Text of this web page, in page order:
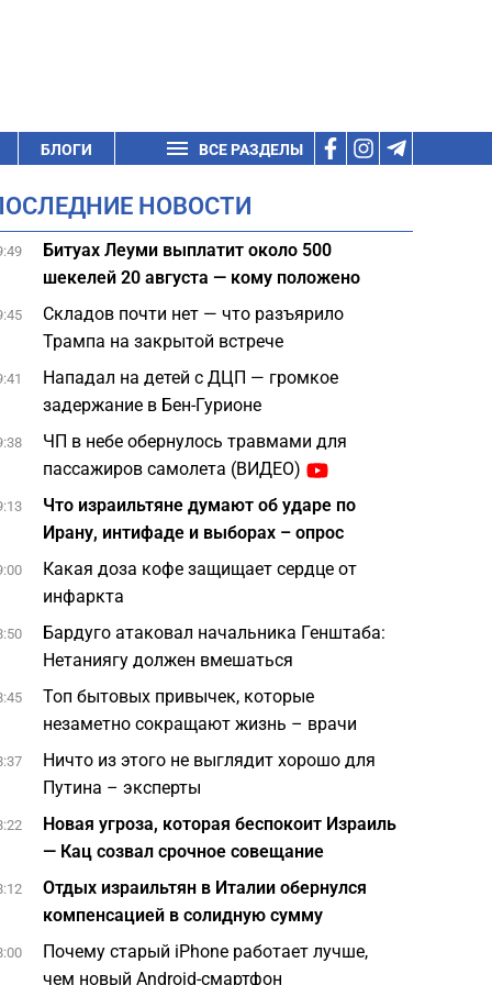
БЛОГИ ВСЕ РАЗДЕЛЫ
НОВОСТИ
Битуах Леуми выплатит около 500
шекелей 20 августа — кому положено
Складов почти нет — что разъярило
Трампа на закрытой встрече
Нападал на детей с ДЦП — громкое
задержание в Бен-Гурионе
ЧП в небе обернулось травмами для
пассажиров самолета (ВИДЕО)
Что израильтяне думают об ударе по
Ирану, интифаде и выборах – опрос
Какая доза кофе защищает сердце от
инфаркта
Бардуго атаковал начальника Генштаба:
Нетаниягу должен вмешаться
Топ бытовых привычек, которые
незаметно сокращают жизнь – врачи
Ничто из этого не выглядит хорошо для
Путина – эксперты
Новая угроза, которая беспокоит Израиль
— Кац созвал срочное совещание
Отдых израильтян в Италии обернулся
компенсацией в солидную сумму
Почему старый iPhone работает лучше,
чем новый Android-смартфон